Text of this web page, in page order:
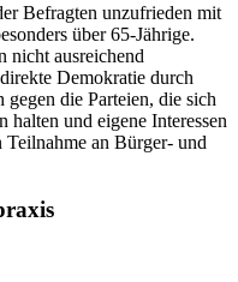
Befragten unzufrieden mit
über 65-Jährige.
nicht ausreichend
Demokratie durch
die Parteien, die sich
halten und eigene Interessen
an Bürger- und